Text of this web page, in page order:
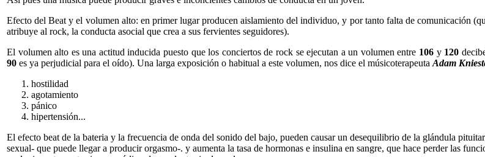
Efecto del Beat y el volumen alto: en primer lugar producen aislamiento del individuo, y por tanto falta de comunicación
atribuye al rock, la conducta asocial que crea a sus fervientes seguidores).
El volumen alto es una actitud inducida puesto que los conciertos de rock se ejecutan a un volumen entre 106 y 120
90 es ya perjudicial para el oído). Una larga exposición o habitual a este volumen, nos dice el músicoterapeuta Adam
hostilidad
agotamiento
pánico
hipertensión...
El efecto beat de la bateria y la frecuencia de onda del sonido del bajo, pueden causar un desequilibrio de la glándula
sexual- que puede llegar a producir orgasmo-. y aumenta la tasa de hormonas e insulina en sangre, que hace perder las